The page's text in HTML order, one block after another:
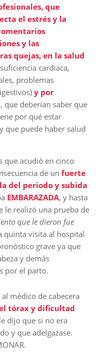
que
el estrés y la
y las
quejas, en la salud
cardiaca,
problemas
y por
, que deberían saber que
por qué estar
que puede haber salud
que acudió en cinco
de un fuerte
del periodo y subida
EMBARAZADA, y hasta
le realizó una prueba de
que le dieron fue
quinta visita al hospital
grave ya que
y demás
por el parto.
médico de cabecera
tórax y dificultad
dijo que si no era
y que adelgazase.